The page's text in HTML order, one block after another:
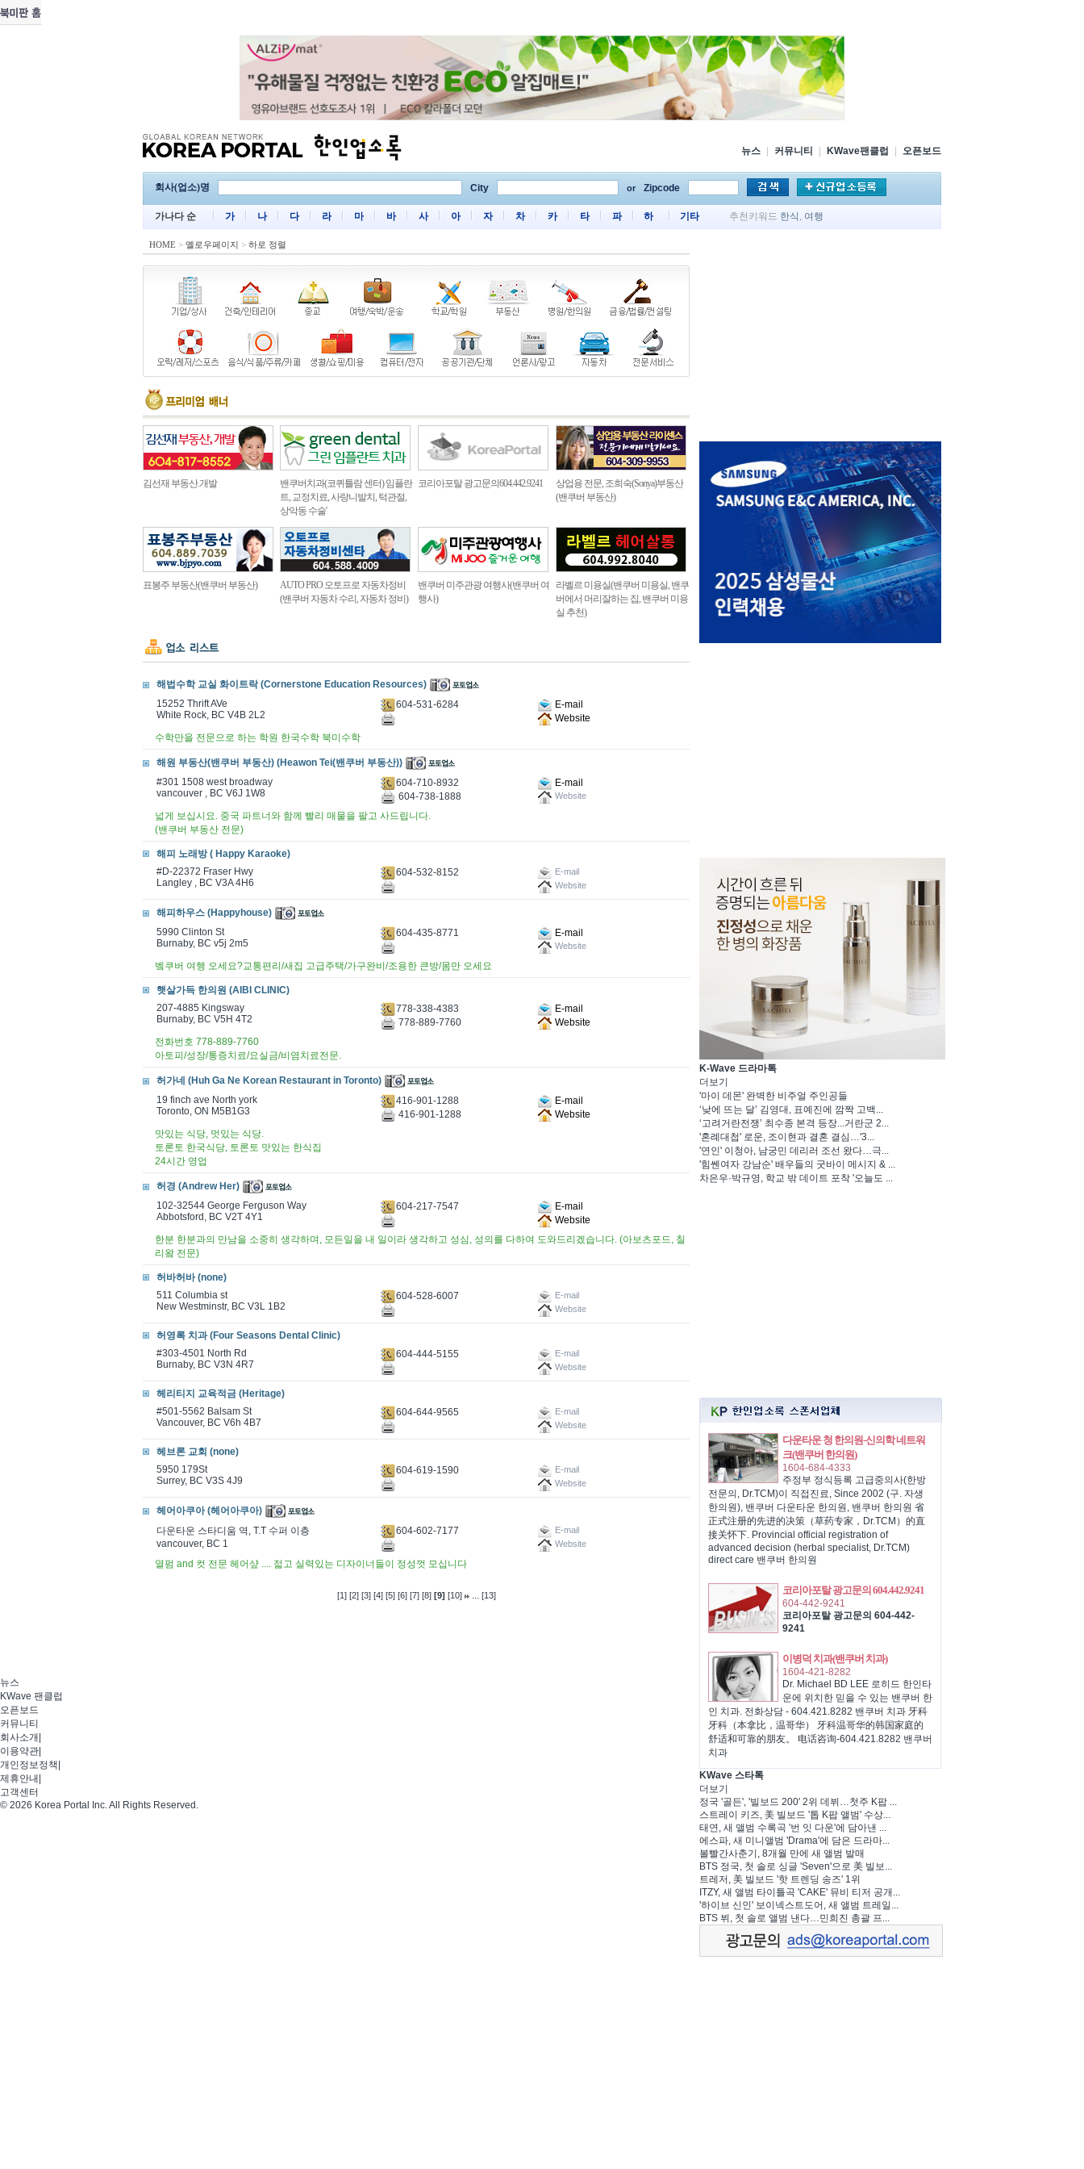
뉴스 커뮤니티 KWave팬클럽 오픈보드
회사(업소)명 City or Zipcode
가나다 순 가 나 다 라 마 바 사 아 자 차 카 타 파 하 기타 추천키워드 한식 , 여행
HOME > 옐로우페이지 > 하로 정렬
김선재 부동산.개발
밴쿠버치과(코퀴틀람 센터) 임플란
트, 교정치료, 사랑니발치, 턱관절,
상악동 수술'
코리아포탈 광고문의604.442.9241
상업용 전문, 조희숙(Sonya)부동산
(밴쿠버 부동산)
표봉주 부동산(밴쿠버 부동산)
AUTO PRO 오토프로 자동차정비
(밴쿠버 자동차 수리, 자동차 정비)
밴쿠버 미주관광 여행사(밴쿠버 여
행사)
라벨르 미용실(밴쿠버 미용실, 밴쿠
버에서 머리잘하는 집, 밴쿠버 미용
실 추천)
해법수학 교실 화이트락 (Cornerstone Education Resources)
15252 Thrift AVe
White Rock, BC V4B 2L2
604-531-6284
E-mail
Website
수학만을 전문으로 하는 학원 한국수학 북미수학
해원 부동산(밴쿠버 부동산) (Heawon Tei(밴쿠버 부동산))
#301 1508 west broadway
vancouver , BC V6J 1W8
604-710-8932
E-mail
604-738-1888
Website
넓게 보십시요. 중국 파트너와 함께 빨리 매물을 팔고 사드립니다.
(밴쿠버 부동산 전문)
해피 노래방 ( Happy Karaoke)
#D-22372 Fraser Hwy
Langley , BC V3A 4H6
604-532-8152
E-mail
Website
해피하우스 (Happyhouse)
5990 Clinton St
Burnaby, BC v5j 2m5
604-435-8771 E-mail
Website
벸쿠버 여행 오세요?교통편리/새집 고급주택/가구완비/조용한 큰방/몸만 오세요
햇살가득 한의원 (AIBI CLINIC)
207-4885 Kingsway
Burnaby, BC V5H 4T2
778-338-4383
E-mail
778-889-7760
Website
전화번호 778-889-7760
아토피/성장/통증치료/요실금/비염치료전문.
허가네 (Huh Ga Ne Korean Restaurant in Toronto)
19 finch ave North york
Toronto, ON M5B1G3
416-901-1288
E-mail
416-901-1288
Website
맛있는 식당, 멋있는 식당.
토론토 한국식당, 토론토 맛있는 한식집
24시간 영업
허경 (Andrew Her)
102-32544 George Ferguson Way
Abbotsford, BC V2T 4Y1
604-217-7547
E-mail
Website
한분 한분과의 만남을 소중히 생각하며, 모든일을 내 일이라 생각하고 성심, 성의를 다하여 도와드리겠습니다. (아보츠포드, 칠
리왘 전문)
허바허바 (none)
511 Columbia st
New Westminstr, BC V3L 1B2
604-528-6007
E-mail
Website
허영록 치과 (Four Seasons Dental Clinic)
#303-4501 North Rd
Burnaby, BC V3N 4R7
604-444-5155
E-mail
Website
헤리티지 교육적금 (Heritage)
#501-5562 Balsam St
Vancouver, BC V6h 4B7
604-644-9565
E-mail
Website
헤브론 교회 (none)
5950 179St
Surrey, BC V3S 4J9
604-619-1590
E-mail
Website
헤어아쿠아 (헤어아쿠아)
다운타운 스타디움 역, T.T 수퍼 이층
vancouver, BC 1
604-602-7177
E-mail
Website
열펌 and 컷 전문 헤어샾 .... 젋고 실력있는 디자이너들이 정성껏 모십니다
[1] [2] [3] [4] [5] [6] [7] [8] [9] [10] ... [13]
K-Wave 드라마톡
더보기
'마이 데몬' 완벽한 비주얼 주인공들
‘낮에 뜨는 달’ 김영대, 표예진에 깜짝 고백...
‘고려거란전쟁’ 최수종 본격 등장...거란군 2...
'혼례대첩' 로운, 조이현과 결혼 결심…'3...
'연인' 이청아, 남궁민 데리러 조선 왔다…극...
'힘쎈여자 강남순' 배우들의 굿바이 메시지 & ...
차은우·박규영, 학교 밖 데이트 포착 '오늘도 ...
다운타운 청 한의원-신의학 네트워
크(밴쿠버 한의원)
1604-684-4333
주정부 정식등록 고급중의사(한방
전문의, Dr.TCM)이 직접진료, Since 2002 (구. 자생
한의원), 밴쿠버 다운타운 한의원, 밴쿠버 한의원 省
正式注册的先进的决策（草药专家，Dr.TCM）的直
接关怀下. Provincial official registration of
advanced decision (herbal specialist, Dr.TCM)
direct care 밴쿠버 한의원
코리아포탈 광고문의 604.442.9241
604-442-9241
코리아포탈 광고문의 604-442-
9241
이병덕 치과(밴쿠버 치과)
1604-421-8282
Dr. Michael BD LEE 로히드 한인타
운에 위치한 믿을 수 있는 밴쿠버 한
인 치과. 전화상담 - 604.421.8282 밴쿠버 치과 牙科
牙科（本拿比，温哥华） 牙科温哥华的韩国家庭的
舒适和可靠的朋友。 电话咨询-604.421.8282 밴쿠버
치과
KWave 스타톡
더보기
정국 '골든', '빌보드 200' 2위 데뷔…첫주 K팝 ...
스트레이 키즈, 美 빌보드 '톱 K팝 앨범' 수상...
태연, 새 앨범 수록곡 '번 잇 다운'에 담아낸 ...
에스파, 새 미니앨범 'Drama'에 담은 드라마...
볼빨간사춘기, 8개월 만에 새 앨범 발매
BTS 정국, 첫 솔로 싱글 'Seven'으로 美 빌보...
트레저, 美 빌보드 '핫 트렌딩 송즈' 1위
ITZY, 새 앨범 타이틀곡 'CAKE' 뮤비 티저 공개...
'하이브 신인' 보이넥스트도어, 새 앨범 트레일...
BTS 뷔, 첫 솔로 앨범 낸다…민희진 총괄 프...
뉴스
KWave 팬클럽
오픈보드
커뮤니티
회사소개
이용약관
개인정보정책
제휴안내
고객센터
© 2026 Korea Portal Inc. All Rights Reserved.